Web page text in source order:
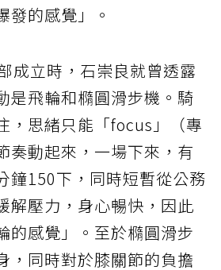
發的感覺」。
成立時，石崇良就曾透露
是飛輪和橢圓滑步機。騎
，思緒只能「focus」（專
奏動起來，一場下來，有
鐘150下，同時短暫從公務
解壓力，身心暢快，因此
的感覺」。至於橢圓滑步
，同時對於膝關節的負擔